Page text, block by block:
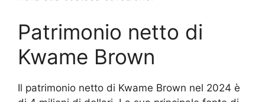
Patrimonio netto di
Kwame Brown
Il patrimonio netto di Kwame Brown nel 2024 è